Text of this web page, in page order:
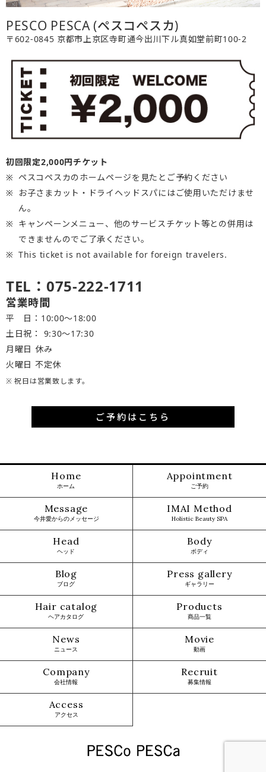
PESCO PESCA (ペスコペスカ)
〒602-0845 京都市上京区寺町通今出川下ル真如堂前町100-2
初回限定2,000円チケット
ペスコペスカのホームページを見たとご予約ください
お子さまカット・ドライヘッドスパにはご使用いただけませ
ん。
キャンペーンメニュー、他のサービスチケット等との併用は
できませんのでご了承ください。
This ticket is not available for foreign travelers.
TEL：075-222-1711
営業時間
平 日：10:00～18:00
土日祝： 9:30〜17:30
月曜日 休み
火曜日 不定休
※ 祝日は営業致します。
ご予約はこちら
Home
ホーム
Appointment
ご予約
Message
今井愛からのメッセージ
IMAI Method
Holistic Beauty SPA
Head
ヘッド
Body
ボディ
Blog
ブログ
Press gallery
ギャラリー
Hair catalog
ヘアカタログ
Products
商品一覧
News
ニュース
Movie
動画
Company
会社情報
Recruit
募集情報
Access
アクセス